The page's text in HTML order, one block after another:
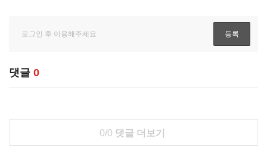
댓글 0
0/0 댓글 더보기